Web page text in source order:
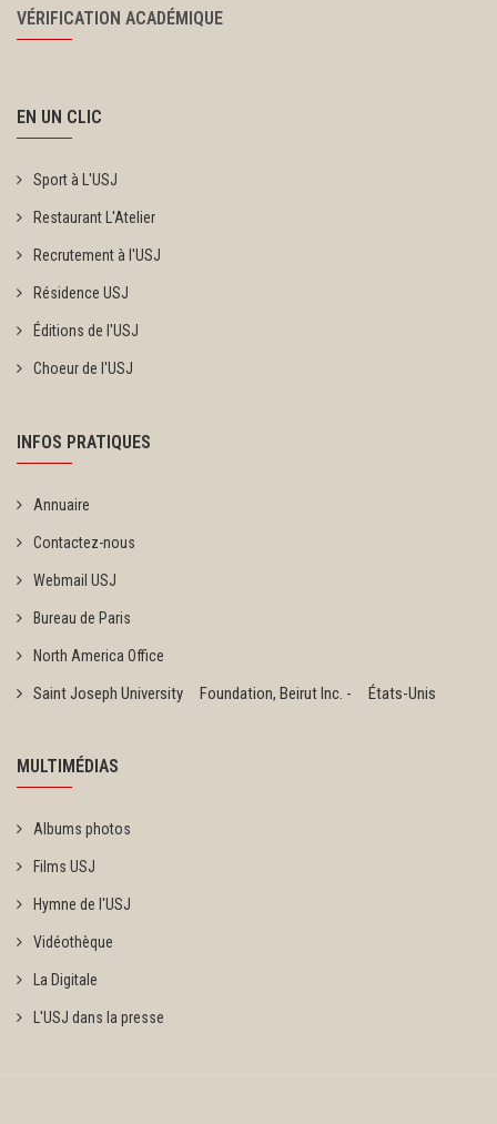
VÉRIFICATION ACADÉMIQUE
EN UN CLIC
Sport à L'USJ
Restaurant L'Atelier
Recrutement à l'USJ
Résidence USJ
Éditions de l'USJ
Choeur de l'USJ
INFOS PRATIQUES
Annuaire
Contactez-nous
Webmail USJ
Bureau de Paris
North America Office
Saint Joseph University Foundation, Beirut Inc. - États-Unis
MULTIMÉDIAS
Albums photos
Films USJ
Hymne de l'USJ
Vidéothèque
La Digitale
L'USJ dans la presse